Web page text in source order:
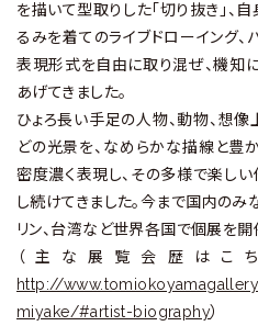
を描いて型取りした「切り抜き」、
るみを着てのライブドローイング、
表現形式を自由に取り混ぜ、機知
あげてきました。
ひょろ長い手足の人物、動物、想
どの光景を、なめらかな描線と豊
密度濃く表現し、その多様で楽し
し続けてきました。今まで国内のみ
リン、台湾など世界各国で個展を開
（主な展覧会歴はこ
http://
miyake/#artist-biography）